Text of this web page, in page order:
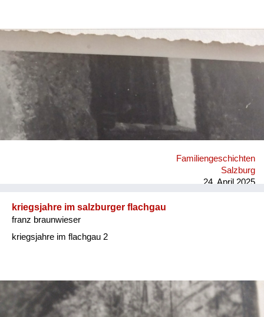
Familiengeschichten
Salzburg
24. April 2025
kriegsjahre im salzburger flachgau
franz braunwieser
kriegsjahre im flachgau 2